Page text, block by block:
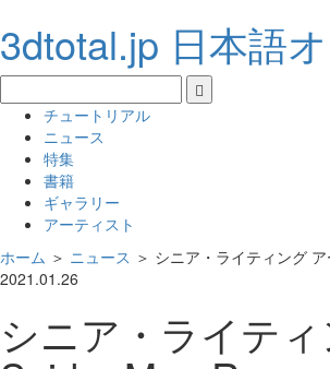
3dtotal.jp 日本語
チュートリアル
ニュース
特集
書籍
ギャラリー
アーティスト
ホーム ＞ ニュース ＞ シニア・ライティング
2021.01.26
シニア・ライテ